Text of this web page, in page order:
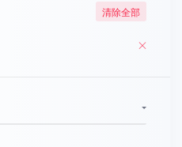
清除全部